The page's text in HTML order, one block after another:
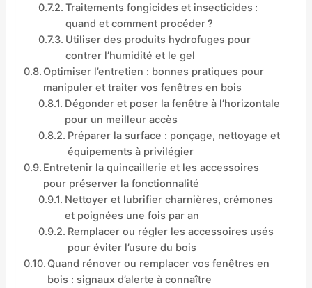
Traitements fongicides et insecticides :
quand et comment procéder ?
Utiliser des produits hydrofuges pour
contrer l’humidité et le gel
Optimiser l’entretien : bonnes pratiques pour
manipuler et traiter vos fenêtres en bois
Dégonder et poser la fenêtre à l’horizontale
pour un meilleur accès
Préparer la surface : ponçage, nettoyage et
équipements à privilégier
Entretenir la quincaillerie et les accessoires
pour préserver la fonctionnalité
Nettoyer et lubrifier charnières, crémones
et poignées une fois par an
Remplacer ou régler les accessoires usés
pour éviter l’usure du bois
Quand rénover ou remplacer vos fenêtres en
bois : signaux d’alerte à connaître